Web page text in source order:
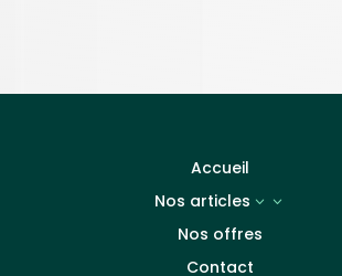
Accueil
Nos articles
3
Nos offres
Contact